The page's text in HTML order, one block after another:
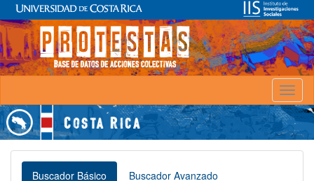
Buscador Básico Buscador Avanzado